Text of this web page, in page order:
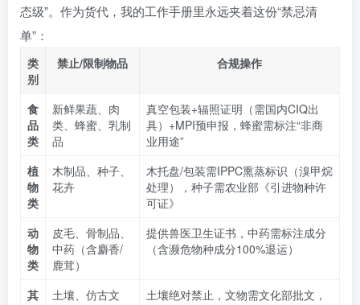
态级”。作为货代，我的工作手册里永远夹着这份“禁忌清
单”：
类
别
禁止/限制物品 合规操作
食
品
类
新鲜果蔬、肉
类、蜂蜜、乳制
品
真空包装+辐照证明（需国内CIQ出
具）+MPI预申报，蜂蜜需标注“非商
业用途”
植
物
类
木制品、种子、
花卉
木托盘/包装需IPPC熏蒸标识（溴甲烷
处理），种子需农业部《引进物种许
可证》
动
物
类
皮毛、骨制品、
中药（含麝香/
鹿茸）
提供兽医卫生证书，中药需标注成分
（含濒危物种成分100%退运）
其
土壤、仿古文
土壤绝对禁止，文物需文化部批文，